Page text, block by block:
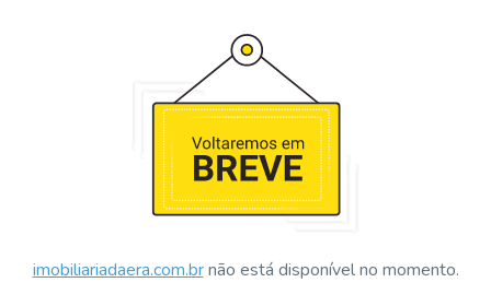
imobiliariadaera.com.brnão está disponível no momento.